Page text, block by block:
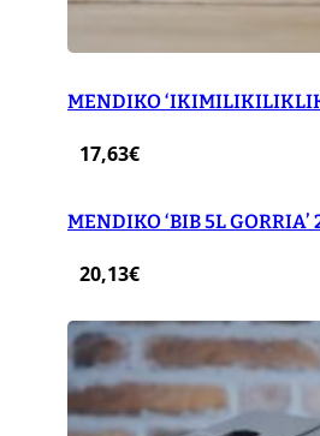
MENDIKO
17,63€
MENDIKO ‘BIB 5L GORRIA’
20,13€